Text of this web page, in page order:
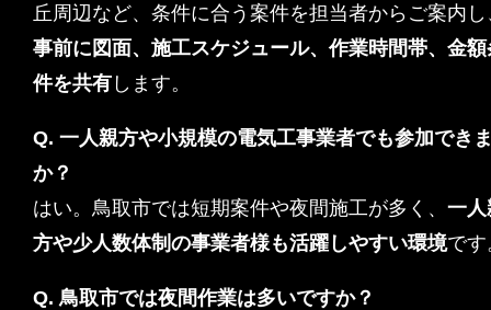
丘周辺など、条件に合う案件を担当者からご案内し
事前に図面、施工スケジュール、作業時間帯、金額
件を共有 します。
Q. 一人親方や小規模の電気工事業者でも参加でき
か？
はい。鳥取市では短期案件や夜間施工が多く、 一人
方や少人数体制の事業者様も活躍しやすい環境です
Q. 鳥取市では夜間作業は多いですか？